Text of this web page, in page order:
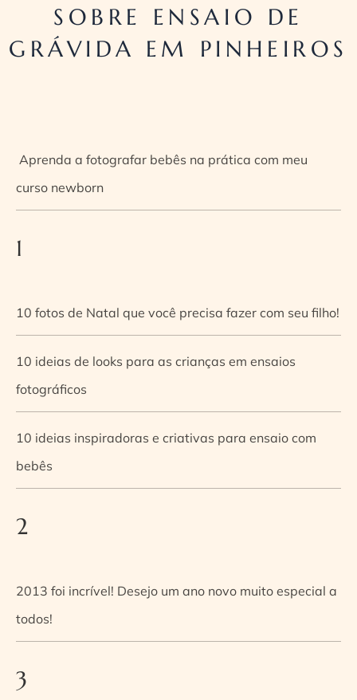
SOBRE ENSAIO DE
GRÁVIDA EM PINHEIROS
Aprenda a fotografar bebês na prática com meu
curso newborn
1
10 fotos de Natal que você precisa fazer com seu filho!
10 ideias de looks para as crianças em ensaios
fotográficos
10 ideias inspiradoras e criativas para ensaio com
bebês
2
2013 foi incrível! Desejo um ano novo muito especial a
todos!
3